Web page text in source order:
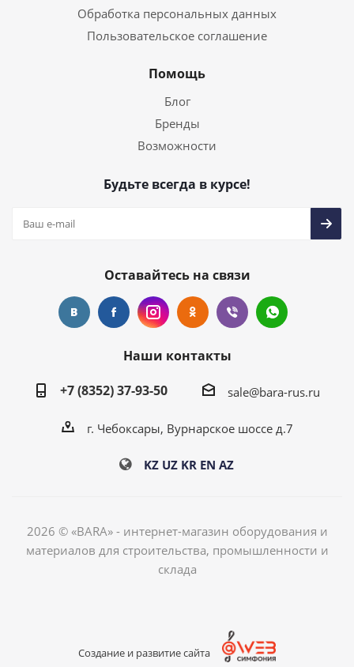
Обработка персональных данных
Пользовательское соглашение
Помощь
Блог
Бренды
Возможности
Будьте всегда в курсе!
Оставайтесь на связи
Наши контакты
+7 (8352) 37-93-50
sale@bara-rus.ru
г. Чебоксары, Вурнарское шоссе д.7
KZ UZ KR EN AZ
2026 © «BARA» - интернет-магазин оборудования и
материалов для строительства, промышленности и
склада
Создание и развитие сайта